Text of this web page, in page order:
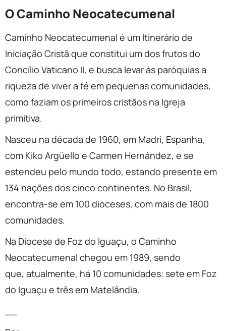
O Caminho Neocatecumenal
Caminho Neocatecumenal é um Itinerário de
Iniciação Cristã que constitui um dos frutos do
Concílio Vaticano II, e busca levar às paróquias a
riqueza de viver a fé em pequenas comunidades,
como faziam os primeiros cristãos na Igreja
primitiva.
Nasceu na década de 1960, em Madri, Espanha,
com Kiko Argüello e Carmen Hernández, e se
estendeu pelo mundo todo, estando presente em
134 nações dos cinco continentes. No Brasil,
encontra-se em 100 dioceses, com mais de 1800
comunidades.
Na Diocese de Foz do Iguaçu, o Caminho
Neocatecumenal chegou em 1989, sendo
que, atualmente, há 10 comunidades: sete em Foz
do Iguaçu e três em Matelândia.